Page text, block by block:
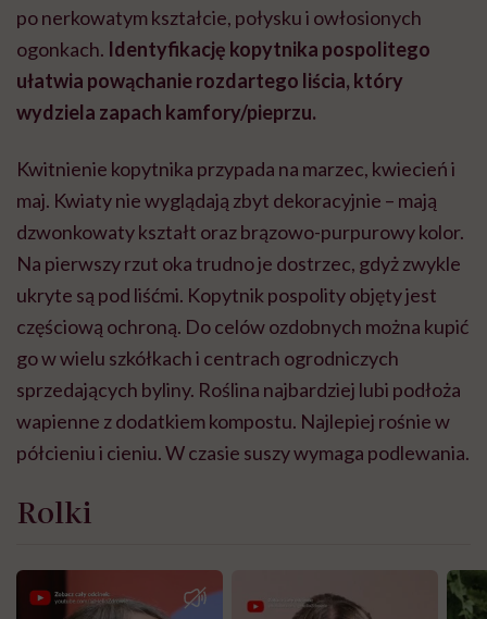
po nerkowatym kształcie, połysku i owłosionych
ogonkach. Identyfikację kopytnika pospolitego
ułatwia powąchanie rozdartego liścia, który
wydziela zapach kamfory/pieprzu.
Kwitnienie kopytnika przypada na marzec, kwiecień i
maj. Kwiaty nie wyglądają zbyt dekoracyjnie – mają
dzwonkowaty kształt oraz brązowo-purpurowy kolor.
Na pierwszy rzut oka trudno je dostrzec, gdyż zwykle
ukryte są pod liśćmi. Kopytnik pospolity objęty jest
częściową ochroną. Do celów ozdobnych można kupić
go w wielu szkółkach i centrach ogrodniczych
sprzedających byliny. Roślina najbardziej lubi podłoża
wapienne z dodatkiem kompostu. Najlepiej rośnie w
półcieniu i cieniu. W czasie suszy wymaga podlewania.
Rolki